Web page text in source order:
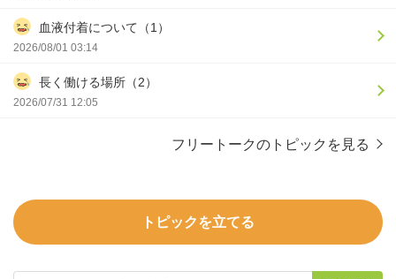
血液付着について（1）
2026/08/01 03:14
長く働ける場所（2）
2026/07/31 12:05
フリートークのトピックを見る
トピックを立てる